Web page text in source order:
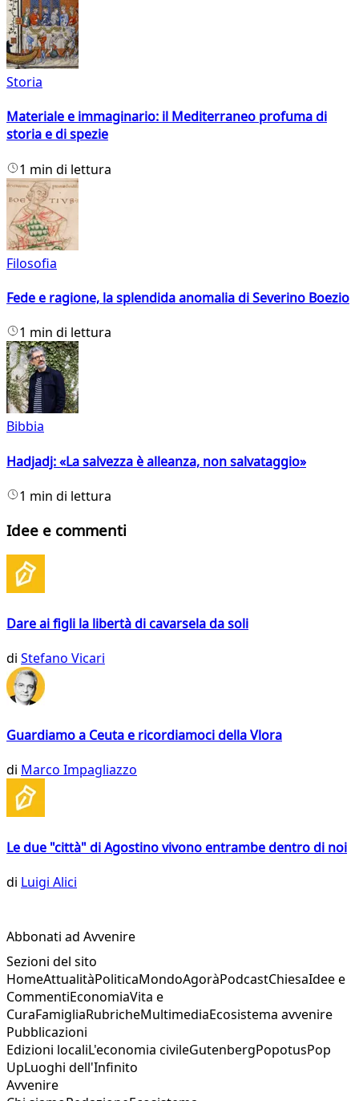
Storia
Materiale e immaginario: il Mediterraneo profuma di
storia e di spezie
1 min di lettura
Filosofia
Fede e ragione, la splendida anomalia di Severino Boezio
1 min di lettura
Bibbia
Hadjadj: «La salvezza è alleanza, non salvataggio»
1 min di lettura
Idee e commenti
Dare ai figli la libertà di cavarsela da soli
di Stefano Vicari
Guardiamo a Ceuta e ricordiamoci della Vlora
di Marco Impagliazzo
Le due "città" di Agostino vivono entrambe dentro di noi
di Luigi Alici
Abbonati ad Avvenire
Sezioni del sito
HomeAttualitàPoliticaMondoAgoràPodcastChiesaIdee e
CommentiEconomiaVita e
CuraFamigliaRubricheMultimediaEcosistema avvenire
Pubblicazioni
Edizioni localiL'economia civileGutenbergPopotusPop
UpLuoghi dell'Infinito
Avvenire